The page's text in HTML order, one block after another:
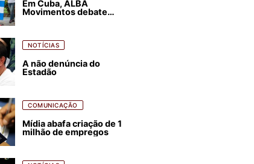
Em Cuba, ALBA
Movimentos debate
NOTÍCIAS
A não denúncia do
Estadão
COMUNICAÇÃO
Mídia abafa criação de 1
milhão de empregos